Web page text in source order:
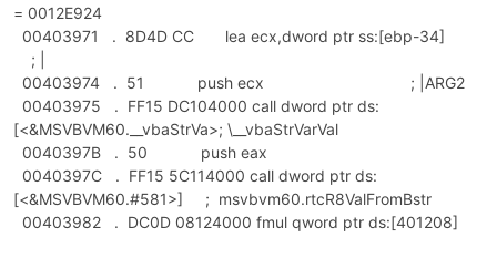
= 0012E924
00403971 . 8D4D CC lea ecx,dword ptr ss:[ebp-34]
; |
00403974 . 51 push ecx ; |ARG2
00403975 . FF15 DC104000 call dword ptr ds:
[<&MSVBVM60.__vbaStrVa>; \__vbaStrVarVal
0040397B . 50 push eax
0040397C . FF15 5C114000 call dword ptr ds:
[<&MSVBVM60.#581>] ; msvbvm60.rtcR8ValFromBstr
00403982 . DC0D 08124000 fmul qword ptr ds:[401208]